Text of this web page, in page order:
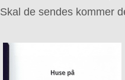
Skal de sendes kommer